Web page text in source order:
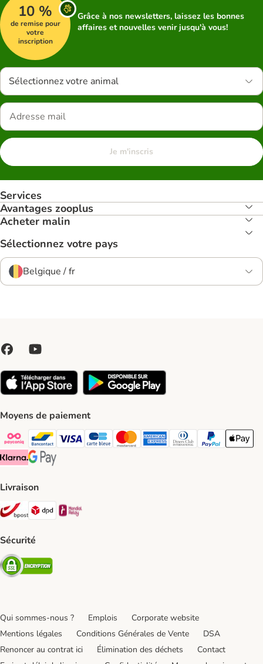
10 %
de remise pour
votre
inscription
Grâce à nos newsletters, laissez les bonnes
affaires et nouvelles venir jusqu'à vous!
Sélectionnez votre animal
Je m'inscris
Services
Avantages zooplus
Acheter malin
Sélectionnez votre pays
Belgique / fr
Moyens de paiement
Payconiq Payment Method
bancontact Payment Method
Visa Payment Method
carte bleue Payment Method
Master card Payment Method
American express Payment
Diners club Payment
Paypal Payment
Apple
Klarna Payment Method
Google Pay Payment Method
Livraison
Bpost Shipping Method
DPD Shipping Method
Sécurité
Security
Qui sommes-nous ? Emplois
Corporate website
Mentions légales
Conditions Générales de Vente
DSA
Renoncer au contrat ici
Élimination des déchets
Contact